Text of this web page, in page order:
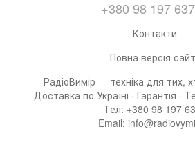
+380 98 197
Контакти
Повна версія
РадіоВимір — техніка для тих,
Доставка по Україні · Гарантія ·
Тел: +380 98 197
Email: